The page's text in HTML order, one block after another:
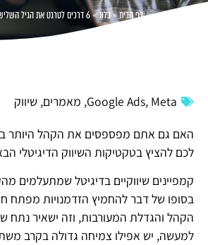
דף הבית»בלוג»6 דרכים לטרגט את הגיל השלישי בצורה יעילה
Google Ads, Meta
, מאמרים, שיווק
האם גם אתם מפספסים את הקהל היותר
לכם להציץ בטקטיקות השיווק הדיגיטלי
קמפיינים שיווקיים בדיגיטל שמתעלמים
בסופו של דבר להחמיץ הזדמנויות מפתח
הקהל והגדלת המעורבות, וזה ישאיר נתח
למעשה, יש אפילו צמיחה גדולה בקרב